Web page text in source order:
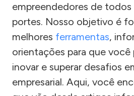
empreendedores de todos
portes. Nosso objetivo é
melhores ferramentas,
orientações para que você
inovar e superar desafios
empresarial. Aqui, você